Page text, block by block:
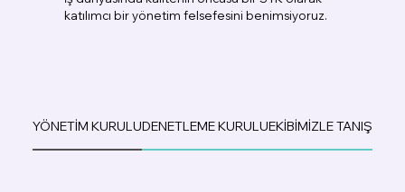
katılımcı bir yönetim felsefesini benimsiyoruz.
YÖNETİM KURULUDENETLEME KURULUEKİBİMİZLE TANIŞIN